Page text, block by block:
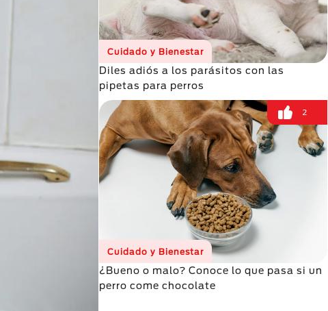
Cuidado y Bienestar
Diles adiós a los parásitos con las
pipetas para perros
2
Cuidado y Bienestar
¿Bueno o malo? Conoce lo que pasa si un
perro come chocolate